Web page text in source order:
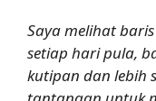
Saya melihat
setiap hari pula,
kutipan dan lebih